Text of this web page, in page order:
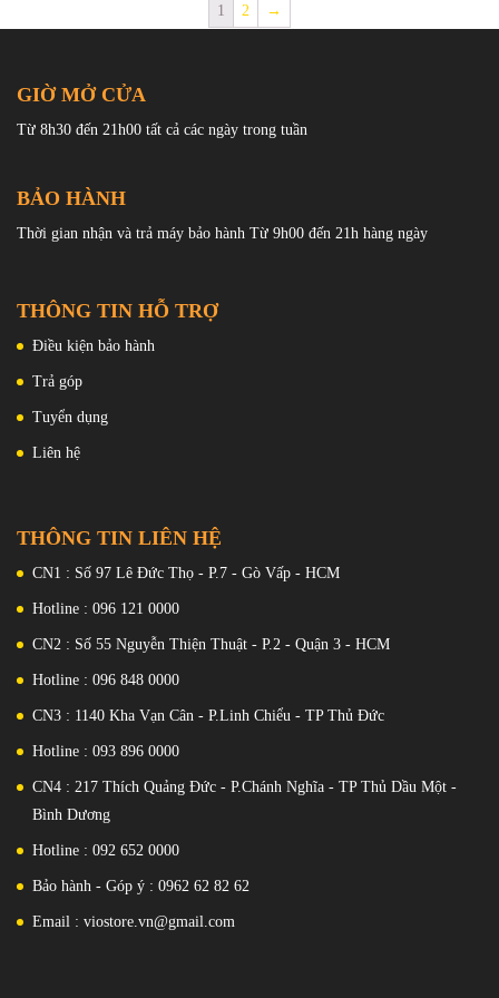
1 2 →
GIỜ MỞ CỬA
Từ 8h30 đến 21h00 tất cả các ngày trong tuần
BẢO HÀNH
Thời gian nhận và trả máy bảo hành Từ 9h00 đến 21h hàng ngày
THÔNG TIN HỖ TRỢ
Điều kiện bảo hành
Trả góp
Tuyển dụng
Liên hệ
THÔNG TIN LIÊN HỆ
CN1 : Số 97 Lê Đức Thọ - P.7 - Gò Vấp - HCM
Hotline : 096 121 0000
CN2 : Số 55 Nguyễn Thiện Thuật - P.2 - Quận 3 - HCM
Hotline : 096 848 0000
CN3 : 1140 Kha Vạn Cân - P.Linh Chiểu - TP Thủ Đức
Hotline : 093 896 0000
CN4 : 217 Thích Quảng Đức - P.Chánh Nghĩa - TP Thủ Dầu Một -
Bình Dương
Hotline : 092 652 0000
Bảo hành - Góp ý : 0962 62 82 62
Email : viostore.vn@gmail.com